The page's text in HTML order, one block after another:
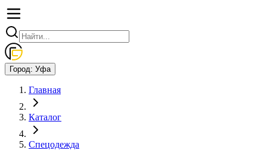
Город: Уфа
Главная
Каталог
Спецодежда